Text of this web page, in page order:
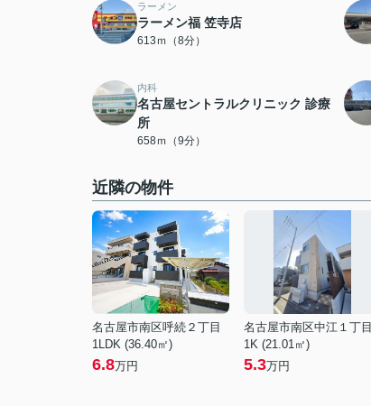
ラーメン
ラーメン福 笠寺店
613ｍ（8分）
内科
名古屋セントラルクリニック 診療
所
658ｍ（9分）
近隣の物件
名古屋市南区呼続２丁目
1LDK (36.40㎡)
6.8万円
名古屋市南区中江１丁目
1K (21.01㎡)
5.3万円